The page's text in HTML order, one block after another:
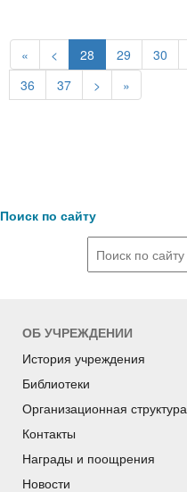
« < 28 29 30
36
37 > »
Поиск по сайту
ОБ УЧРЕЖДЕНИИ
История учреждения
Библиотеки
Организационная структура
Контакты
Награды и поощрения
Новости